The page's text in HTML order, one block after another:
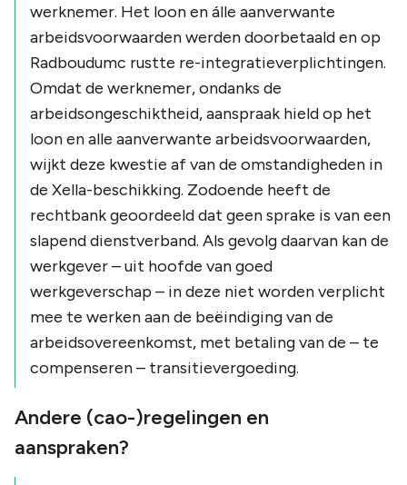
werknemer. Het loon en álle aanverwante
arbeidsvoorwaarden werden doorbetaald en op
Radboudumc rustte re-integratieverplichtingen.
Omdat de werknemer, ondanks de
arbeidsongeschiktheid, aanspraak hield op het
loon en alle aanverwante arbeidsvoorwaarden,
wijkt deze kwestie af van de omstandigheden in
de Xella-beschikking. Zodoende heeft de
rechtbank geoordeeld dat geen sprake is van een
slapend dienstverband. Als gevolg daarvan kan de
werkgever – uit hoofde van goed
werkgeverschap – in deze niet worden verplicht
mee te werken aan de beëindiging van de
arbeidsovereenkomst, met betaling van de – te
compenseren – transitievergoeding.
Andere (cao-)regelingen en
aanspraken?